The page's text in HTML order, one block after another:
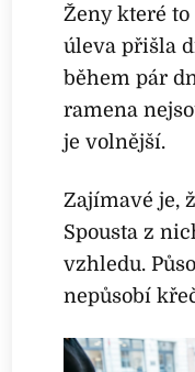
Ženy které
úleva přišla
během pár
ramena
je volnější.
Zajímavé je,
Spousta z
vzhledu.
nepůsobí